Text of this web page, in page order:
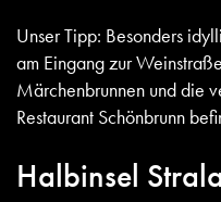
Unser Tipp: Besonders
am Eingang zur
Märchenbrunnen und die
Restaurant Schönbrunn
Halbinsel